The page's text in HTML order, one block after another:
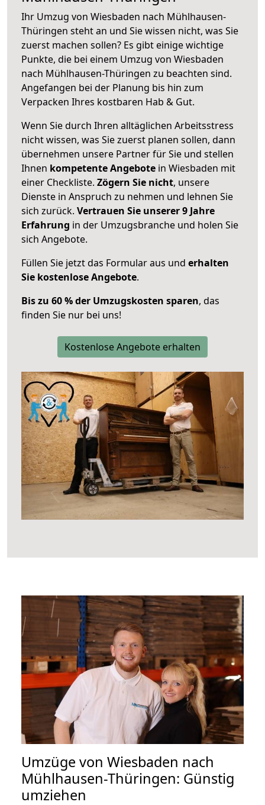
Ihr Umzug von Wiesbaden nach Mühlhausen-
Thüringen steht an und Sie wissen nicht, was Sie
zuerst machen sollen? Es gibt einige wichtige
Punkte, die bei einem Umzug von Wiesbaden
nach Mühlhausen-Thüringen zu beachten sind.
Angefangen bei der Planung bis hin zum
Verpacken Ihres kostbaren Hab & Gut.
Wenn Sie durch Ihren alltäglichen Arbeitsstress
nicht wissen, was Sie zuerst planen sollen, dann
übernehmen unsere Partner für Sie und stellen
Ihnen kompetente Angebote in Wiesbaden mit
einer Checkliste. Zögern Sie nicht, unsere
Dienste in Anspruch zu nehmen und lehnen Sie
sich zurück. Vertrauen Sie unserer 9 Jahre
Erfahrung in der Umzugsbranche und holen Sie
sich Angebote.
Füllen Sie jetzt das Formular aus und erhalten
Sie kostenlose Angebote.
Bis zu 60 % der Umzugskosten sparen, das
finden Sie nur bei uns!
Kostenlose Angebote erhalten
Umzüge von Wiesbaden nach
Mühlhausen-Thüringen: Günstig
umziehen